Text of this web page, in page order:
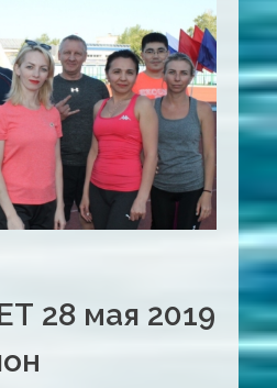
28 мая 2019